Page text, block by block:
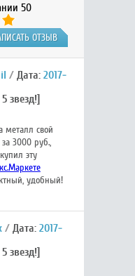
50
ОТЗЫВ
Дата: 2017-
звезд!]
металл свой
3000 руб.,
эту
удобный!
Дата: 2017-
звезд!]